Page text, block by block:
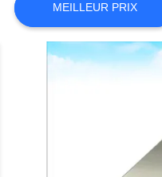
CONTACTEZ-
NOUS
MEILLEUR PRIX